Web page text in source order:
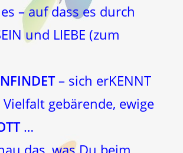
es – auf dass es durch
und LIEBE (zum
– sich erKENNT
gebärende, ewige
…
das, was Du beim